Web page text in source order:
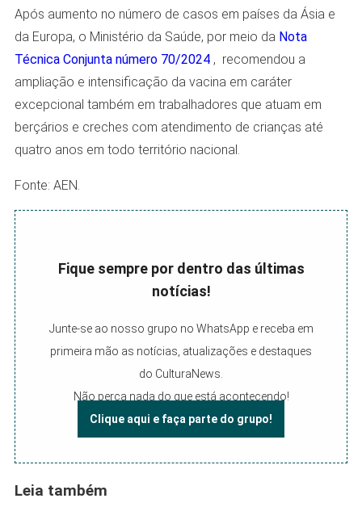
Após aumento no número de casos em países da Ásia e
da Europa, o Ministério da Saúde, por meio da Nota
Técnica Conjunta número 70/2024 , recomendou a
ampliação e intensificação da vacina em caráter
excepcional também em trabalhadores que atuam em
berçários e creches com atendimento de crianças até
quatro anos em todo território nacional.
Fonte: AEN.
Fique sempre por dentro das últimas
notícias!
Junte-se ao nosso grupo no WhatsApp e receba em
primeira mão as notícias, atualizações e destaques
do CulturaNews.
Não perca nada do que está acontecendo!
Clique aqui e faça parte do grupo!
Leia também